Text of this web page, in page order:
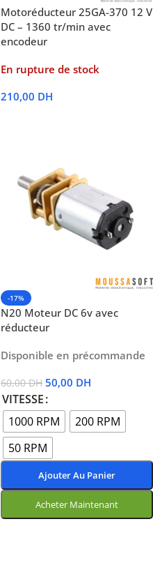
Motoréducteur 25GA-370 12 V
DC – 1360 tr/min avec
encodeur
En rupture de stock
210,00 DH
-17%
N20 Moteur DC 6v avec
réducteur
Disponible en précommande
60,00DH 50,00 DH
VITESSE
1000 RPM
200 RPM
50 RPM
Ajouter Au Panier
Acheter Maintenant